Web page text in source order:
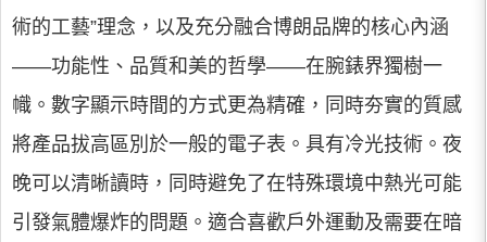
術的工藝”理念，以及充分融合博朗品牌的核心內涵
——功能性、品質和美的哲學——在腕錶界獨樹一
幟。數字顯示時間的方式更為精確，同時夯實的質感
將產品拔高區別於一般的電子表。具有冷光技術。夜
晚可以清晰讀時，同時避免了在特殊環境中熱光可能
引發氣體爆炸的問題。適合喜歡戶外運動及需要在暗